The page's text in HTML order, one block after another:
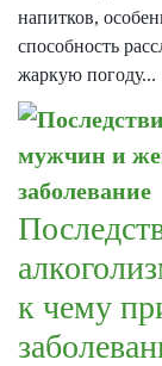
напитков,
способность
жаркую погоду...
к чему